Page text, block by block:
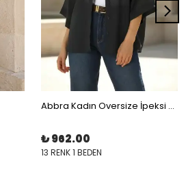
Abbra Kadın Oversize İpeksi Kısa Kol Gömlek
₺ 962.00
13 RENK 1 BEDEN